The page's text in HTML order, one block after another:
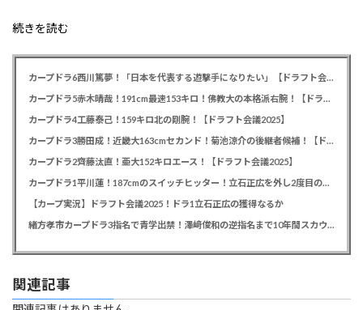
続きを読む
カープドラ6西川篤夢！「日本を代表する遊撃手になりたい」【ドラフト会議2025】
カープドラ5赤木晴哉！191cm最速153キロ！佛教大の本格派右腕！【ドラフト会議2025】
カープドラ4工藤泰己！159キロ北の剛腕！【ドラフト会議2025】
カープドラ3勝田成！近畿大163cmセカンド！菊池涼介の後継者候補！【ドラフト会議2025】
カープドラ2齊藤汰直！亜大152キロエース！【ドラフト会議2025】
カープドラ1平川蓮！187cmのスイッチヒッター！立石正広を外し2度目の重複も新井監督がクジを引き当てる！【ドラフト会議2025】
【カープ実況】ドラフト会議2025！ドラ1立石正広の獲得なるか
緒方孝市カープドラ3指名で青学出禁！澤﨑俊和の逆指名まで10年間スカウト出禁
関連記事